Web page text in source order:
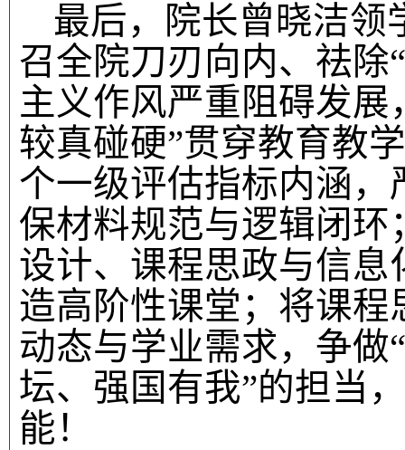
最后，院长曾晓洁领
召全院刀刃向内、祛除
主义作风严重阻碍发
较真碰硬”贯穿教育教
个一级评估指标内涵
保材料规范与逻辑闭环
设计、课程思政与信息
造高阶性课堂；将课
动态与学业需求，争做
坛、强国有我”的担当
能！